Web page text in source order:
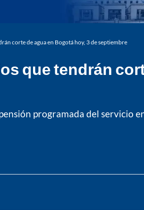
corte de agua en Bogotá hoy, 3 de septiembre
que tendrán
programada del servicio